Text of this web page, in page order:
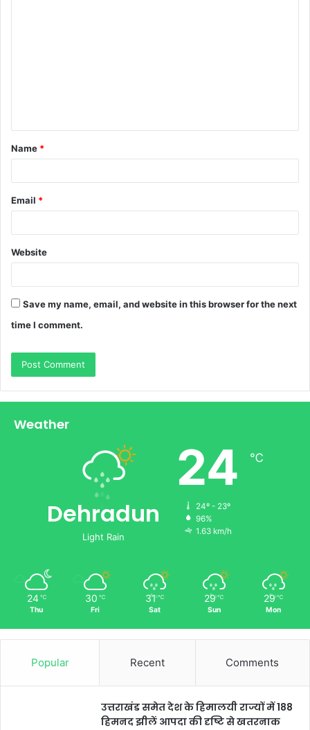
t
*
Name *
Email *
Website
Save my name, email, and website in this browser for the next
time I comment.
Weather
Dehradun
Light Rain
24 ℃
24º - 23º
96%
1.63 km/h
24 ℃
Thu
30 ℃
Fri
31 ℃
Sat
29 ℃
Sun
29 ℃
Mon
Popular Recent Comments
उत्तराखंड समेत देश के हिमालयी राज्यों में 188
हिमनद झीलें आपदा की दृष्टि से खतरनाक